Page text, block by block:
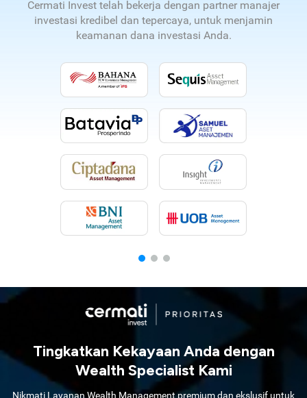
Cermati Invest telah bekerja dengan partner manajer
investasi kredibel dan tepercaya, untuk menjamin
keamanan dana investasi Anda.
Tingkatkan Kekayaan Anda dengan
Wealth Specialist Kami
Nikmati Layanan Wealth Management premium dan ekslusif untuk